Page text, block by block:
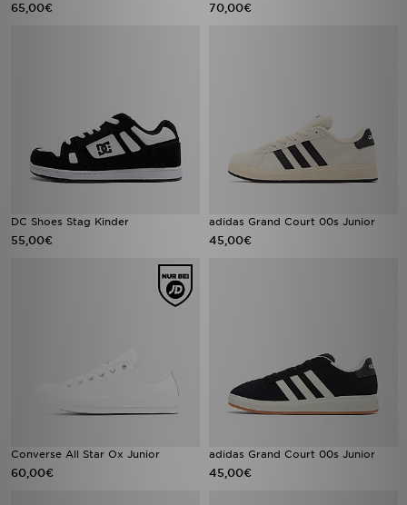
65,00€ 70,00€
DC Shoes Stag Kinder
55,00€
adidas Grand Court 00s Junior
45,00€
Converse All Star Ox Junior
60,00€
adidas Grand Court 00s Junior
45,00€